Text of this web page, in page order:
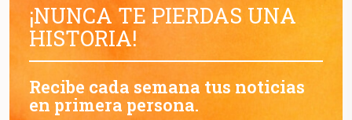
¡NUNCA TE PIERDAS UNA
HISTORIA!
Recibe cada semana tus noticias
en primera persona.